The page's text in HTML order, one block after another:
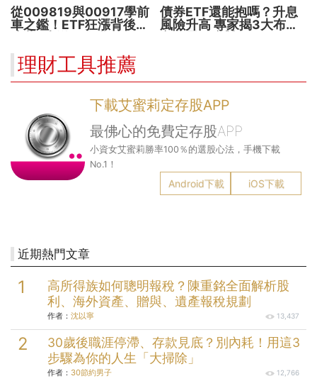
從009819與00917學前
車之鑑！ETF狂漲背後
債券ETF還能抱嗎？升息
風險升高 專家揭3大布局
理財工具推薦
下載艾蜜莉定存股APP
最佛心的免費定存股APP
小資女艾蜜莉勝率100％的選股心法，手機下載
No.1！
Android下載 iOS下載
近期熱門文章
高所得族如何聰明報稅？陳重銘全面解析股
利、海外資產、贈與、遺產報稅規劃
作者： 沈以寧 13,437
30歲後職涯停滯、存款見底？別內耗！用這3
步驟為你的人生「大掃除」
作者： 30節約男子 12,766